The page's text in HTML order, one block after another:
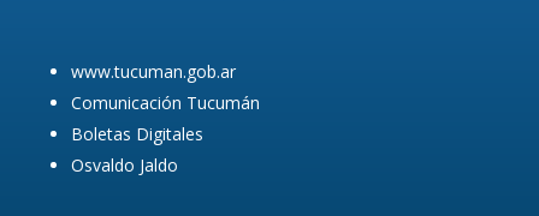
www.tucuman.gob.ar
Comunicación Tucumán
Boletas Digitales
Osvaldo Jaldo